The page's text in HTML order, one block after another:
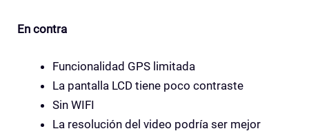
En contra
Funcionalidad GPS limitada
La pantalla LCD tiene poco contraste
Sin WIFI
La resolución del video podría ser mejor